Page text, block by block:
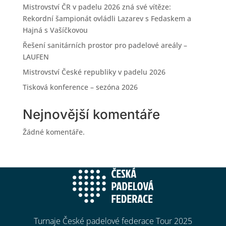
Mistrovství ČR v padelu 2026 zná své vítěze:
Rekordní šampionát ovládli Lazarev s Fedaskem a
Hajná s Vašíčkovou
Řešení sanitárních prostor pro padelové areály –
LAUFEN
Mistrovství České republiky v padelu 2026
Tisková konference – sezóna 2026
Nejnovější komentáře
Žádné komentáře.
Turnaje České padelové federace Tour 2025